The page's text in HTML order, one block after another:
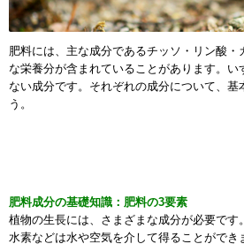
肥料には、主な成分であるチッソ・リン酸・
な栄養分が含まれていることがあります。い
ない成分です。それぞれの成分について、基
う。
肥料成分の基礎知識：肥料の3要素
植物の生長には、さまざまな成分が必要です
水素などは水や空気を介して得ることができ